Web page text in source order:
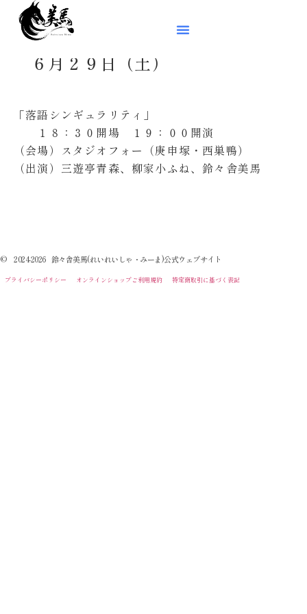
６月２９日（土）
「落語シンギュラリティ」
１８：３０開場 １９：００開演
（会場）スタジオフォー（庚申塚・西巣鴨）
（出演）三遊亭青森、柳家小ふね、鈴々舎美馬
© 2024-2026 鈴々舎美馬(れいれいしゃ・みーま)公式ウェブサイト
プライバシーポリシー オンラインショップご利用規約 特定商取引に基づく表記